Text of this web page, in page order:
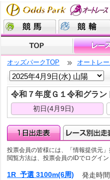
オッズパークTOP オートレ
令和７年度Ｇ１令和グラ
初日(4月9日)
投票会員の皆様には、「情報提供元
閲覧方法は、投票会員のIDでログイ
1R 予選 3100m(6周) 発走時間